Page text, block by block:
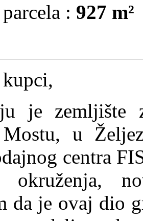
: 927 m²
je zemljište
Mostu, u
centra
okruženja,
da je ovaj dio